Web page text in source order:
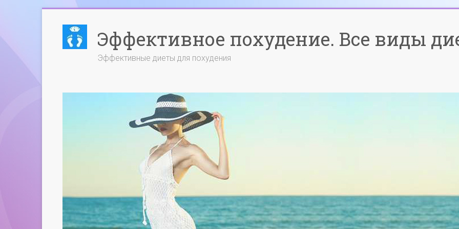
Эффективное похудение. Все виды
Эффективные диеты для похудения